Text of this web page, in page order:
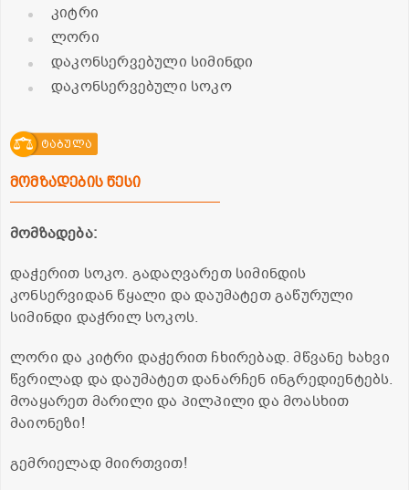
კიტრი
ლორი
დაკონსერვებული სიმინდი
დაკონსერვებული სოკო
ტაბულა
მომზადების წესი
მომზადება:
დაჭერით სოკო. გადაღვარეთ სიმინდის
კონსერვიდან წყალი და დაუმატეთ გაწურული
სიმინდი დაჭრილ სოკოს.
ლორი და კიტრი დაჭერით ჩხირებად. მწვანე ხახვი
წვრილად და დაუმატეთ დანარჩენ ინგრედიენტებს.
მოაყარეთ მარილი და პილპილი და მოასხით
მაიონეზი!
გემრიელად მიირთვით!